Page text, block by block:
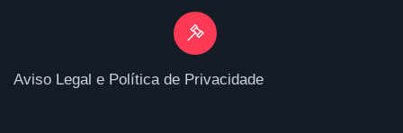
Aviso Legal e Política de Privacidade